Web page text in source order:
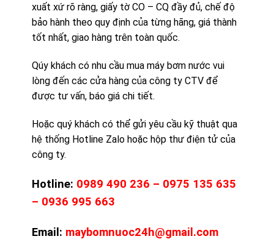
xuất xứ rõ ràng, giấy tờ CO – CQ đầy đủ, chế độ
bảo hành theo quy định của từng hãng, giá thành
tốt nhất, giao hàng trên toàn quốc.
Qúy khách có nhu cầu mua máy bơm nước vui
lòng đến các cửa hàng của công ty CTV để
được tư vấn, báo giá chi tiết.
Hoặc quý khách có thể gửi yêu cầu kỹ thuật qua
hệ thống Hotline Zalo hoặc hộp thư điện tử của
công ty.
Hotline: 0989 490 236 – 0975 135 635
– 0936 995 663
Email: maybomnuoc24h@gmail.com